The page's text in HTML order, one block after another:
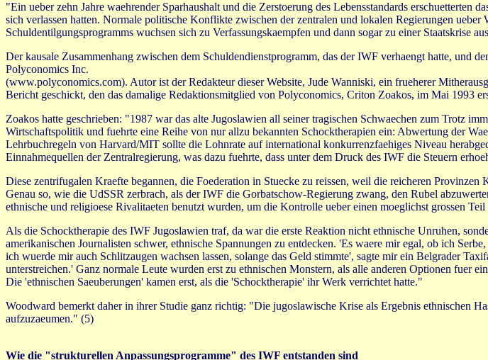
"Ein ueber zehn Jahre waehrender Sparhaushalt und die Zerstoerung des Lebensstandards
sich verlassen hatten. Normale politische Konflikte zwischen der zentralen und lokalen Regierungen
Schuldentilgungsprogramms wuchsen sich zu Verfassungskaempfen und dann sogar zu einer Staatskrise
Der kausale Zusammenhang zwischen dem Schuldendienstprogramm, das der IWF verhaengt hatte, und
Polyconomics Inc.
(www.polyconomics.com). Autor ist der Redakteur dieser Website, Jude Wanniski, ein frueherer
Bericht geschickt, den das damalige Redaktionsmitglied von Polyconomics, Criton Zoakos, im Mai 1993
Zoakos hatte geschrieben: "1987 war das alte Jugoslawien all seiner tragischen Schwaechen zum Trotz
Wirtschaftspolitik und fuehrte eine Reihe von nur allzu bekannten Schocktherapien ein: Abwertung der
Lehrbuchregeln von Harvard/MIT sollte die Lohnrate auf international konkurrenzfaehiges Niveau
Einnahmequellen der Zentralregierung, was dazu fuehrte, dass unter dem Druck des IWF die Steuern
Diese zentrifugalen Kraefte begannen, die Foederation in Stuecke zu reissen, weil die reicheren
Genau so, wie die UdSSR zerbrach, als der IWF die Gorbatschow-Regierung zwang, den Rubel
ethnische und religioese Rivalitaeten benutzt wurden, um die Kontrolle ueber einen moeglichst grossen
Als die Schocktherapie des IWF Jugoslawien traf, da war die erste Reaktion nicht ethnische Unruhen,
amerikanischen Journalisten schwer, ethnische Spannungen zu entdecken. 'Es waere mir egal, ob ich
ich wuerde mir auch Schlitzaugen wachsen lassen, solange das Geld stimmte', sagte mir ein Belgrader
unterstreichen.' Ganz normale Leute wurden erst zu ethnischen Monstern, als alle anderen Optionen fuer
Die 'ethnischen Saeuberungen' kamen erst, als die 'Schocktherapie' ihr Werk verrichtet hatte."
Woodward bemerkt daher in ihrer Studie ganz richtig: "Die jugoslawische Krise als Ergebnis ethnischen
aufzuzaeumen." (5)
Wie die "strukturellen Anpassungsprogramme" des IWF entstanden sind